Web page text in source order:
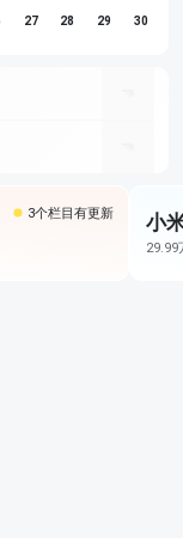
27 28 29 30
3个栏目有更新 小
29.99